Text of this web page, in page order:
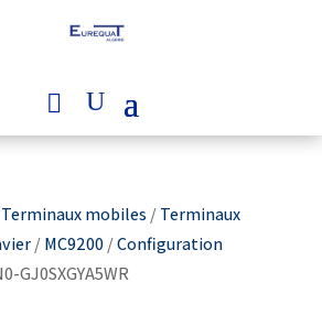
Terminaux mobiles /Terminaux
/MC9200/Configuration
GJ0SXGYA5WR